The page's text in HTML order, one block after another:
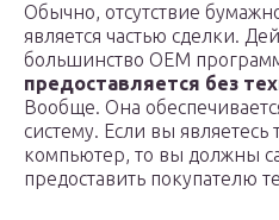
Обычно, отсутствие
является частью сделки.
большинство OEM
предоставляется без
Вообще. Она
систему. Если вы являетесь
компьютер, то вы должны
предоставить покупателю